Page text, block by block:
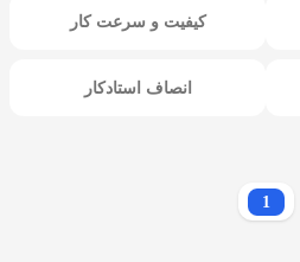
کیفیت و سرعت کار
انصاف استادکار
1